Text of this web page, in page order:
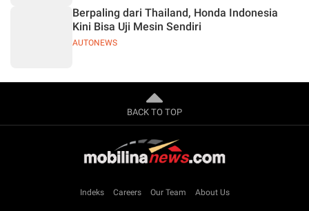
AUTONEWS
Berpaling dari Thailand, Honda Indonesia
Kini Bisa Uji Mesin Sendiri
BACK TO TOP
Indeks Careers Our Team About Us